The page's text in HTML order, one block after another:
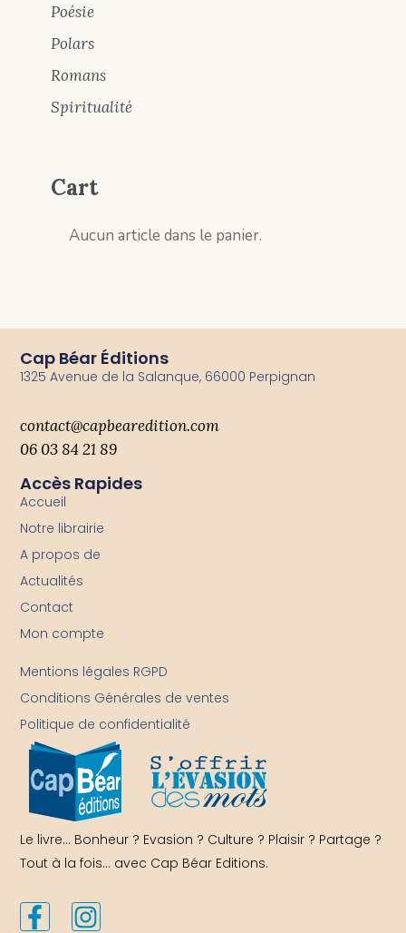
Poésie
Polars
Romans
Spiritualité
Cart
Aucun article dans le panier.
Le livre… Bonheur ? Evasion ? Culture ? Plaisir ? Partage ?
Tout à la fois… avec Cap Béar Editions.
Accès Rapides
Accueil
Notre librairie
A propos de
Actualités
Contact
Mon compte
Mentions légales RGPD
Conditions Générales de ventes
Politique de confidentialité
Cap Béar Éditions
1325 Avenue de la Salanque, 66000 Perpignan
contact@capbearedition.com
06 03 84 21 89